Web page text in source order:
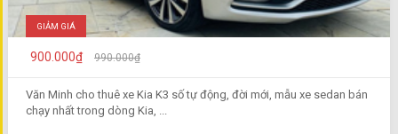
GIẢM GIÁ
900.000₫ 990.000₫
Văn Minh cho thuê xe Kia K3 số tự động, đời mới, mẫu xe sedan bán
chạy nhất trong dòng Kia, ...